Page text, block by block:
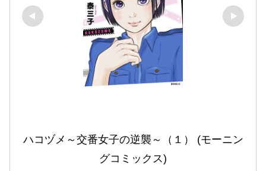
ハコヅメ～交番女子の逆襲～（１） (モーニン
グコミックス)